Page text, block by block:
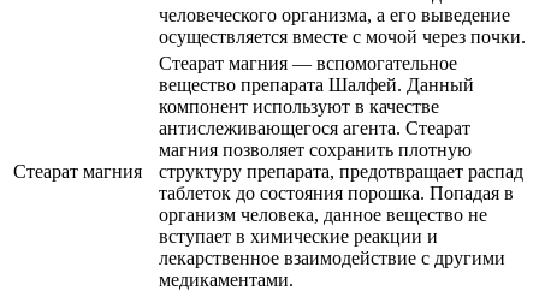
человеческого организма, а его выведение
осуществляется вместе с мочой через почки.
Стеарат магния
Стеарат магния — вспомогательное
вещество препарата Шалфей. Данный
компонент используют в качестве
антислеживающегося агента. Стеарат
магния позволяет сохранить плотную
структуру препарата, предотвращает распад
таблеток до состояния порошка. Попадая в
организм человека, данное вещество не
вступает в химические реакции и
лекарственное взаимодействие с другими
медикаментами.